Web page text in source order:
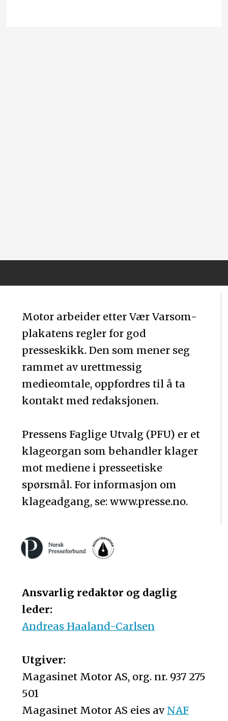
Motor arbeider etter Vær Varsom-
plakatens regler for god
presseskikk. Den som mener seg
rammet av urettmessig
medieomtale, oppfordres til å ta
kontakt med redaksjonen.
Pressens Faglige Utvalg (PFU) er et
klageorgan som behandler klager
mot mediene i presseetiske
spørsmål. For informasjon om
klageadgang, se: www.presse.no.
Ansvarlig redaktør og daglig
leder:
Andreas Haaland-Carlsen
Utgiver:
Magasinet Motor AS, org. nr. 937 275
501
Magasinet Motor AS eies av NAF